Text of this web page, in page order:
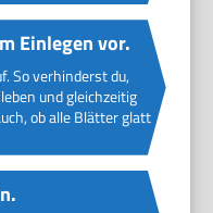
Einlegen vor.
So verhinderst du,
und gleichzeitig
ob alle Blätter glatt